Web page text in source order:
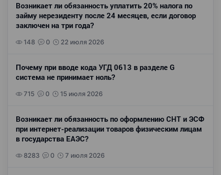
Возникает ли обязанность уплатить 20% налога по
займу нерезиденту после 24 месяцев, если договор
заключен на три года?
148 0 22 июля 2026
Почему при вводе кода УГД 0613 в разделе G
система не принимает ноль?
715 0 15 июля 2026
Возникает ли обязанность по оформлению СНТ и ЭСФ
при интернет-реализации товаров физическим лицам
в государства ЕАЭС?
8283 0 7 июля 2026